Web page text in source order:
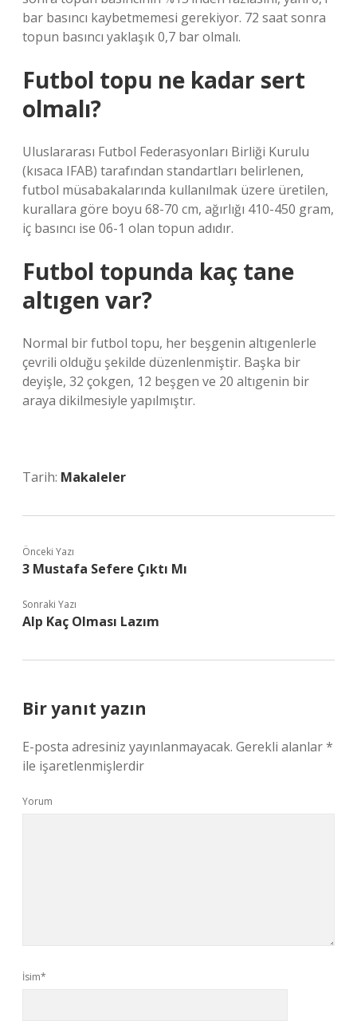
bar basıncı kaybetmemesi gerekiyor. 72 saat sonra
topun basıncı yaklaşık 0,7 bar olmalı.
Futbol topu ne kadar sert
olmalı?
Uluslararası Futbol Federasyonları Birliği Kurulu
(kısaca IFAB) tarafından standartları belirlenen,
futbol müsabakalarında kullanılmak üzere üretilen,
kurallara göre boyu 68-70 cm, ağırlığı 410-450 gram,
iç basıncı ise 06-1 olan topun adıdır.
Futbol topunda kaç tane
altıgen var?
Normal bir futbol topu, her beşgenin altıgenlerle
çevrili olduğu şekilde düzenlenmiştir. Başka bir
deyişle, 32 çokgen, 12 beşgen ve 20 altıgenin bir
araya dikilmesiyle yapılmıştır.
Tarih: Makaleler
Önceki Yazı
3 Mustafa Sefere Çıktı Mı
Sonraki Yazı
Alp Kaç Olması Lazım
Bir yanıt yazın
E-posta adresiniz yayınlanmayacak. Gerekli alanlar*
ile işaretlenmişlerdir
Yorum
İsim*